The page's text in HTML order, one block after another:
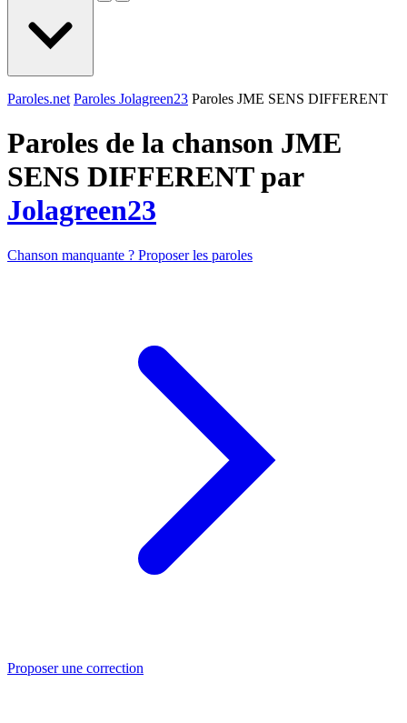
Paroles.net Paroles Jolagreen23 Paroles JME SENS DIFFERENT
Paroles de la chanson JME
SENS DIFFERENT par
Jolagreen23
Chanson manquante ? Proposer les paroles
Proposer une correction